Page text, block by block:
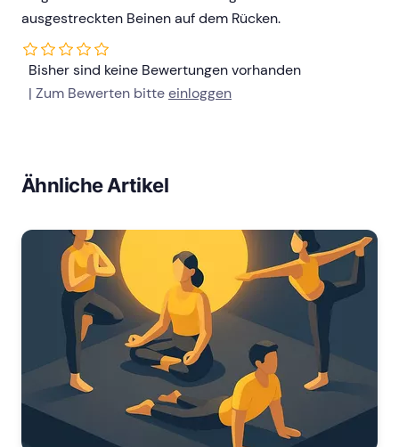
ausgestreckten Beinen auf dem Rücken.
Bisher sind keine Bewertungen vorhanden
| Zum Bewerten bitteeinloggen
Ähnliche Artikel